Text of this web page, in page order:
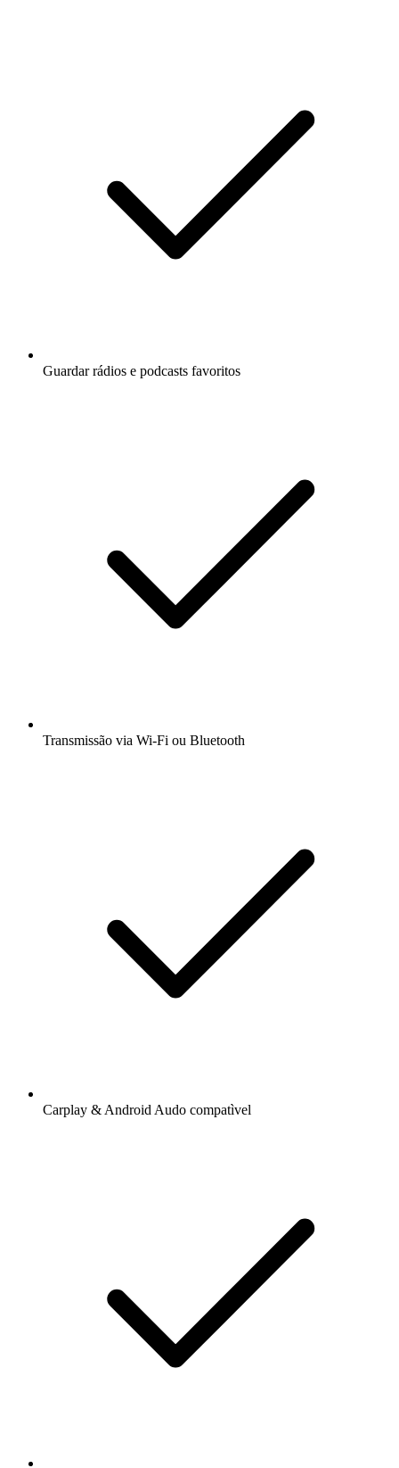
Guardar rádios e podcasts favoritos
Transmissão via Wi-Fi ou Bluetooth
Carplay & Android Audo compatìvel